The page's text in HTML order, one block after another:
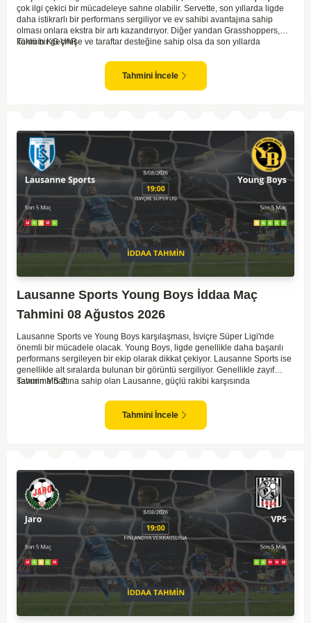
çok ilgi çekici bir mücadeleye sahne olabilir. Servette, son yıllarda ligde
daha istikrarlı bir performans sergiliyor ve ev sahibi avantajına sahip
olması onlara ekstra bir artı kazandırıyor. Diğer yandan Grasshoppers,
köklü bir geçmişe ve taraftar desteğine sahip olsa da son yıllarda
genellikle maçlarda gol yollarında etkili olurken, Grasshoppers savunma
anlamında zaman zaman sorunlar yaşayabiliyor. Bu durumda,
karşılaşmanın gollü geçmesi muhtemel gözüküyor. İki takımın oyun tarzını
Tahmin KG VAR
Tahmini İncele
Lausanne Sports Young Boys İddaa Maç
Tahmini 08 Ağustos 2026
Lausanne Sports ve Young Boys karşılaşması, İsviçre Süper Ligi'nde
önemli bir mücadele olacak. Young Boys, ligde genellikle daha başarılı
performans sergileyen bir ekip olarak dikkat çekiyor. Lausanne Sports ise
genellikle alt sıralarda bulunan bir görüntü sergiliyor. Genellikle zayıf
savunma hattına sahip olan Lausanne, güçlü rakibi karşısında
Maçın sonucunda Young Boys'un galip gelme olasılığı yüksek görünüyor.
Tahmin MS 2
Tahmini İncele